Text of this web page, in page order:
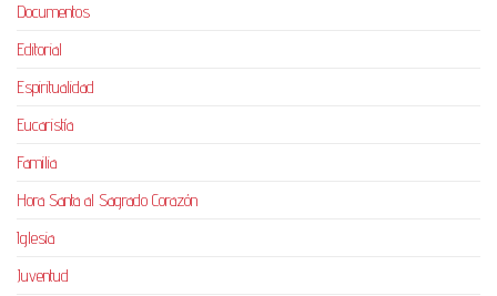
Documentos
Editorial
Espiritualidad
Eucaristía
Familia
Hora Santa al Sagrado Corazón
Iglesia
Juventud